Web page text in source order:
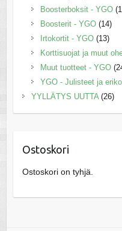
Boosterboksit - YGO
Boosterit - YGO (14)
Irtokortit - YGO (13)
Korttisuojat ja muut
Muut tuotteet - YGO
YGO - Julisteet ja
YYLLÄTYS UUTTA (26)
Ostoskori
Ostoskori on tyhjä.